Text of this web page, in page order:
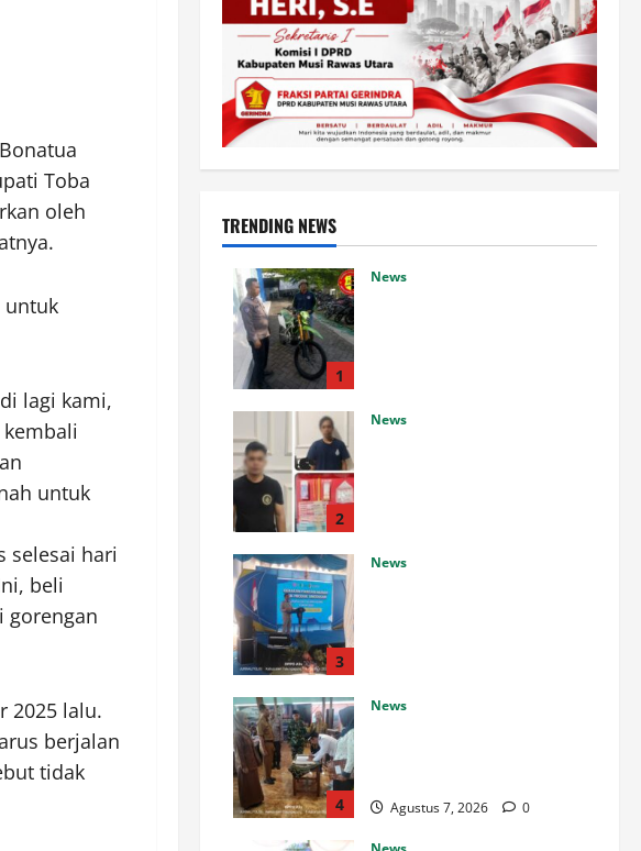
Toba
oleh
untuk
lagi kami,
untuk
selesai hari
beli
gorengan
2025 lalu.
berjalan
tidak
TRENDING NEWS
1
News
2
News
3
News
4
News
Agustus 7, 2026 0